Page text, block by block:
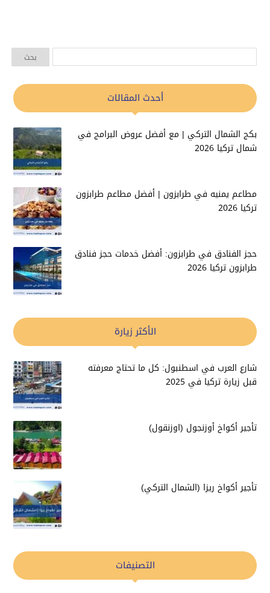
أحدث المقالات
بكج الشمال التركي | مع أفضل عروض البرامج في
شمال تركيا 2026
مطاعم يمنيه في طرابزون | أفضل مطاعم طرابزون
تركيا 2026
حجز الفنادق في طرابزون: أفضل خدمات حجز فنادق
طرابزون تركيا 2026
الأكثر زيارة
شارع العرب في اسطنبول: كل ما تحتاج معرفته
قبل زيارة تركيا في 2025
تأجير أكواخ أوزنجول (اوزنقول)
تأجير أكواخ ريزا (الشمال التركي)
التصنيفات